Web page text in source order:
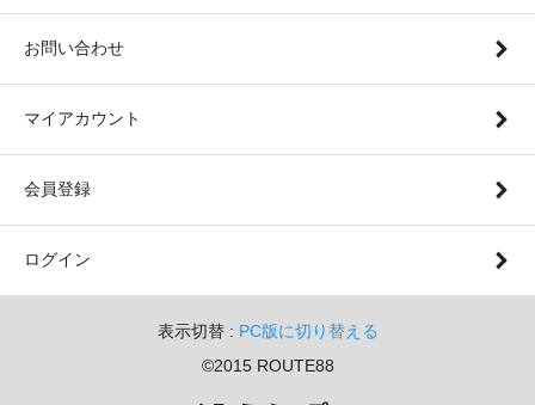
お問い合わせ
マイアカウント
会員登録
ログイン
表示切替 : PC版に切り替える
©2015 ROUTE88